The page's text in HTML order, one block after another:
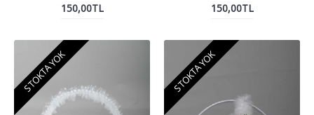
150,00TL
150,00TL
STOKTA YOK STOKTA YOK